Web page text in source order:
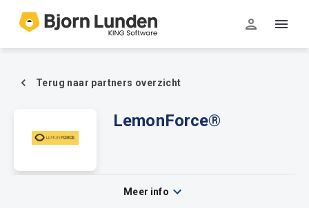
Terug naar partners overzicht
LemonForce®
Meer info